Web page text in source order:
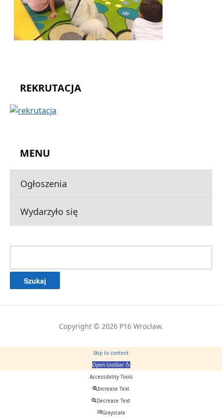
REKRUTACJA
MENU
Ogłoszenia
Wydarzyło się
Copyright © 2026 P16 Wrocław.
Skip to content
Open toolbar
Accessibility Tools
Increase Text
Decrease Text
Grayscale